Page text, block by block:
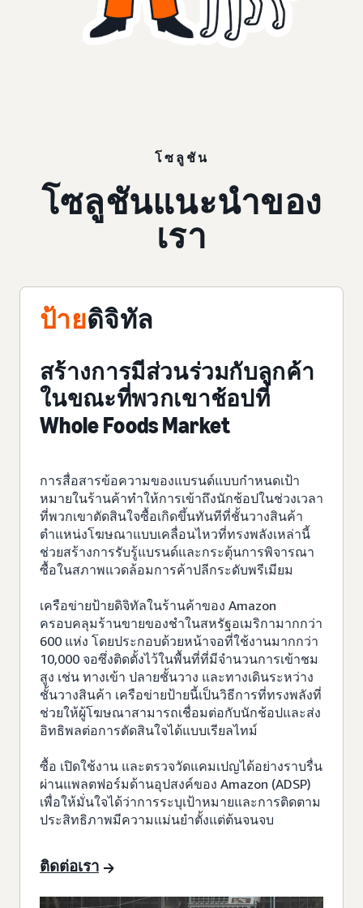
โซลูชัน
โซลูชันแนะนำของ
เรา
ป้ายดิจิทัล
สร้างการมีส่วนร่วมกับลูกค้า
ในขณะที่พวกเขาช้อปที่
Whole Foods Market
การสื่อสารข้อความของแบรนด์แบบกำหนดเป้า
หมายในร้านค้าทำให้การเข้าถึงนักช้อปในช่วงเวลา
ที่พวกเขาตัดสินใจซื้อเกิดขึ้นทันทีที่ชั้นวางสินค้า
ตำแหน่งโฆษณาแบบเคลื่อนไหวที่ทรงพลังเหล่านี้
ช่วยสร้างการรับรู้แบรนด์และกระตุ้นการพิจารณา
ซื้อในสภาพแวดล้อมการค้าปลีกระดับพรีเมียม
เครือข่ายป้ายดิจิทัลในร้านค้าของ Amazon
ครอบคลุมร้านขายของชำในสหรัฐอเมริกามากกว่า
600 แห่ง โดยประกอบด้วยหน้าจอที่ใช้งานมากกว่า
10,000 จอซึ่งติดตั้งไว้ในพื้นที่ที่มีจำนวนการเข้าชม
สูง เช่น ทางเข้า ปลายชั้นวาง และทางเดินระหว่าง
ชั้นวางสินค้า เครือข่ายป้ายนี้เป็นวิธีการที่ทรงพลังที่
ช่วยให้ผู้โฆษณาสามารถเชื่อมต่อกับนักช้อปและส่ง
อิทธิพลต่อการตัดสินใจได้แบบเรียลไทม์
ซื้อ เปิดใช้งาน และตรวจวัดแคมเปญได้อย่างราบรื่น
ผ่านแพลตฟอร์มด้านอุปสงค์ของ Amazon (ADSP)
เพื่อให้มั่นใจได้ว่าการระบุเป้าหมายและการติดตาม
ประสิทธิภาพมีความแม่นยำตั้งแต่ต้นจนจบ
ติดต่อเรา